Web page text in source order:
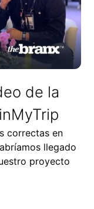
de la
correctas en
llegado
proyecto